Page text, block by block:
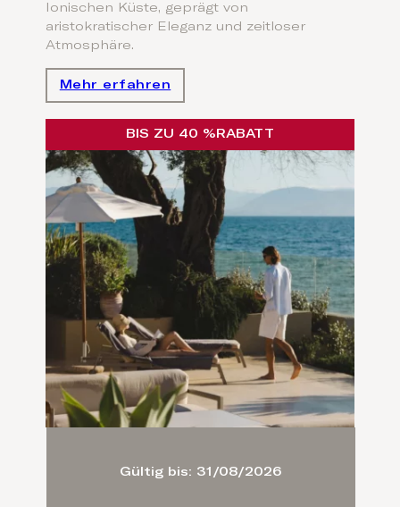
Ionischen Küste, geprägt von
aristokratischer Eleganz und zeitloser
Atmosphäre.
Mehr erfahren
BIS ZU 40 % RABATT
Gültig bis: 31/08/2026